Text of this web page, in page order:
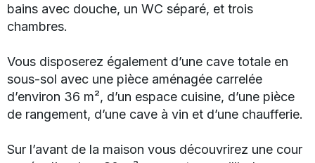
bains avec douche, un WC séparé, et trois
chambres.
Vous disposerez également d’une cave totale en
sous-sol avec une pièce aménagée carrelée
d’environ 36 m², d’un espace cuisine, d’une pièce
de rangement, d’une cave à vin et d’une chaufferie.
Sur l’avant de la maison vous découvrirez une cour